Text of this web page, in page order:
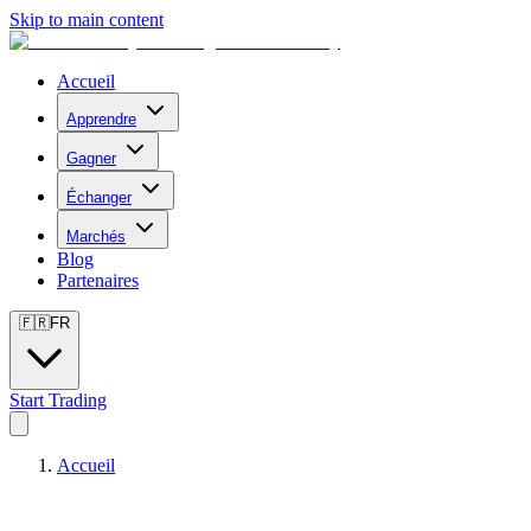
Skip to main content
Accueil
Apprendre
Gagner
Échanger
Marchés
Blog
Partenaires
🇫🇷FR
Start Trading
Accueil